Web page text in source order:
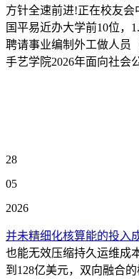
方针全速前进!正在校友
国平易近办大学前10位，
聘请事业编制外工做人员
手艺学院2026年面向社会
28
05
2026
并未精细化核算能的投入
也能无效压缩持久运维成
到128亿美元，双向融合